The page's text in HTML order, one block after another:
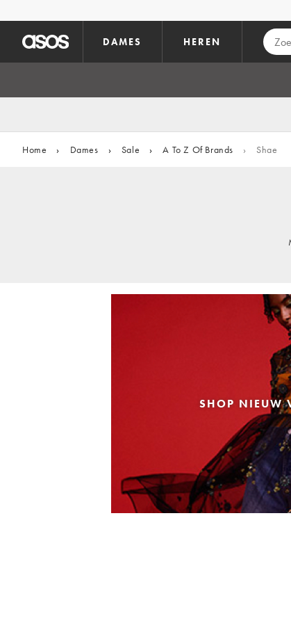
DAMES HEREN
Home › Dames › Sale › A To Z Of Brands › Shae
SHOP NIEUW